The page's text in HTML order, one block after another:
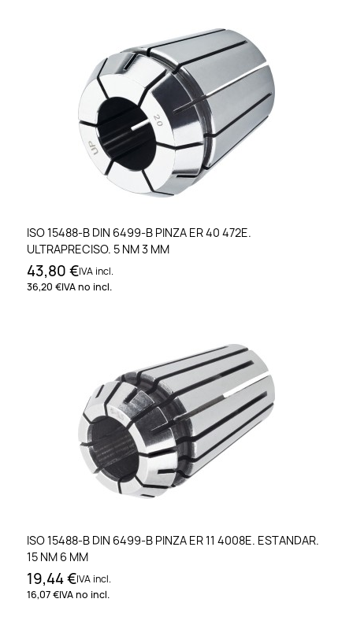
ISO 15488-B DIN 6499-B PINZA ER 40 472E.
ULTRAPRECISO. 5 NM 3 MM
43,80 €IVA incl.
36,20 €IVA no incl.
ISO 15488-B DIN 6499-B PINZA ER 11 4008E. ESTANDAR.
15 NM 6 MM
19,44 €IVA incl.
16,07 €IVA no incl.